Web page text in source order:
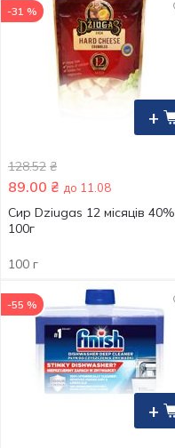
+
-31 %
128.52 ₴
89.00 ₴ до 11.08
Сир Dziugas 12 місяців 40%
100г
100 г
+
-55 %